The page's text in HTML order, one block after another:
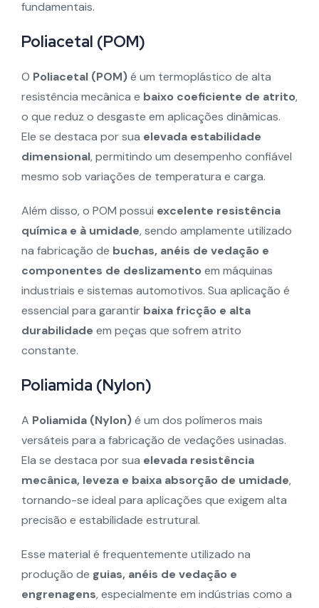
fundamentais.
Poliacetal (POM)
O Poliacetal (POM)é um termoplástico de alta
resistência mecânica e baixo coeficiente de atrito,
o que reduz o desgaste em aplicações dinâmicas.
Ele se destaca por sua elevada estabilidade
dimensional, permitindo um desempenho confiável
mesmo sob variações de temperatura e carga.
Além disso, o POM possui excelente resistência
química e à umidade, sendo amplamente utilizado
na fabricação de buchas, anéis de vedação e
componentes de deslizamento em máquinas
industriais e sistemas automotivos. Sua aplicação é
essencial para garantir baixa fricção e alta
durabilidade em peças que sofrem atrito
constante.
Poliamida (Nylon)
A Poliamida (Nylon)é um dos polímeros mais
versáteis para a fabricação de vedações usinadas.
Ela se destaca por sua elevada resistência
mecânica, leveza e baixa absorção de umidade,
tornando-se ideal para aplicações que exigem alta
precisão e estabilidade estrutural.
Esse material é frequentemente utilizado na
produção de guias, anéis de vedação e
engrenagens, especialmente em indústrias como a